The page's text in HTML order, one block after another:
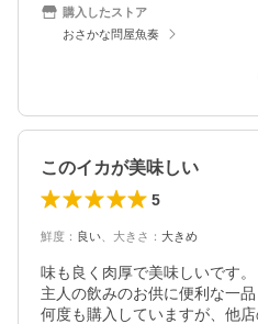
購入したストア
おさかな問屋魚奏
このイカが美味しい
5
鮮度 ： 良い 大きさ ： 大きめ
味も良く肉厚で美味しいです。
主人の飲みのお供に便利な一品
何度も購入していますが、他